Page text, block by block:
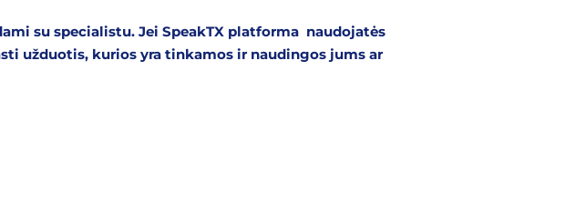
su specialistu. Jei SpeakTX platforma naudojatės
užduotis, kurios yra tinkamos ir naudingos jums ar